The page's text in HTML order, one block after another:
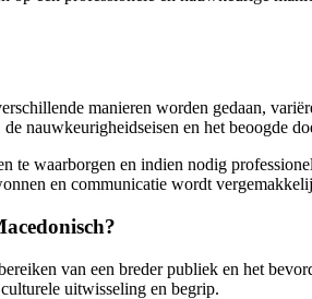
manieren worden gedaan,
nauwkeurigheidseisen en het beoogde
waarborgen en indien nodig
en communicatie wordt
van een breder publiek en het
uitwisseling en begrip.